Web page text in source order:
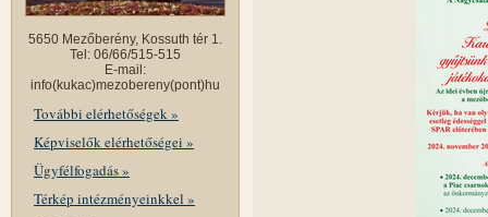
5650 Mezőberény, Kossuth tér 1.
Tel: 06/66/515-515
E-mail:
info(kukac)mezobereny(pont)hu
További elérhetőségek »
Képviselők elérhetőségei »
Ügyfélfogadás »
Térkép intézményeinkkel »